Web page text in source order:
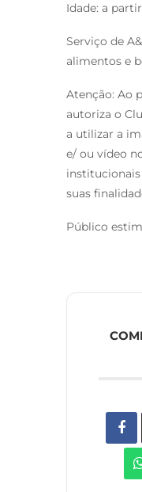
Idade: a
Serviço de
alimentos e
Atenção: Ao
autoriza o
a utilizar a
e/ ou vídeo
suas
Público